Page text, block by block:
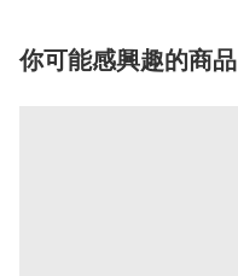
你可能感興趣的商品